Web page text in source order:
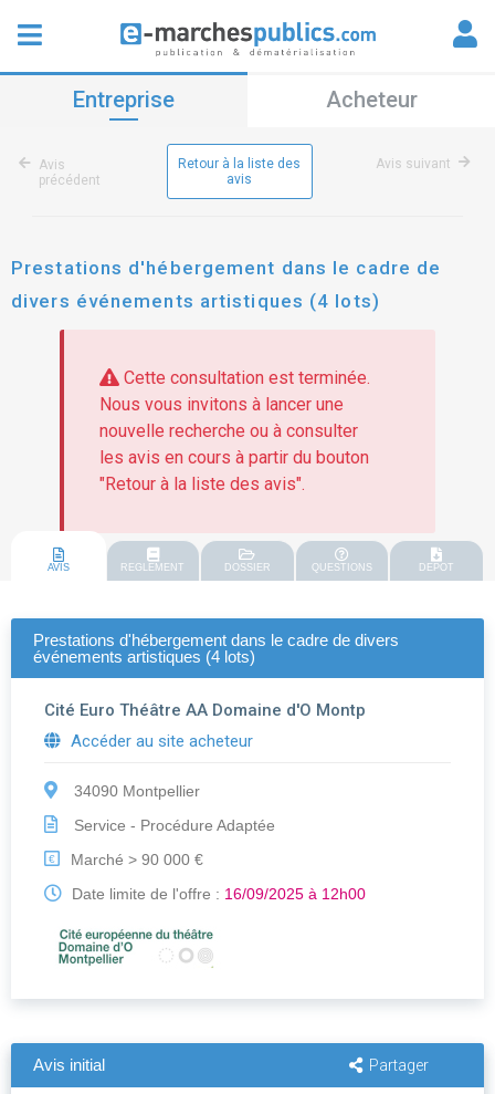
Entreprise Acheteur
Avis
précédent
Retour à la liste des
avis
Avis suivant
Prestations d'hébergement dans le cadre de
divers événements artistiques (4 lots)
Cette consultation est terminée.
Nous vous invitons à lancer une
nouvelle recherche ou à consulter
les avis en cours à partir du bouton
"Retour à la liste des avis".
AVIS REGLEMENT DOSSIER QUESTIONS DEPOT
Prestations d'hébergement dans le cadre de divers
événements artistiques (4 lots)
Cité Euro Théâtre AA Domaine d'O Montp
Accéder au site acheteur
34090 Montpellier
Service - Procédure Adaptée
€
Marché > 90 000 €
Date limite de l'offre : 16/09/2025 à 12h00
Avis initial Partager